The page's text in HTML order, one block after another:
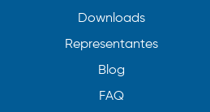
Downloads
Representantes
Blog
FAQ